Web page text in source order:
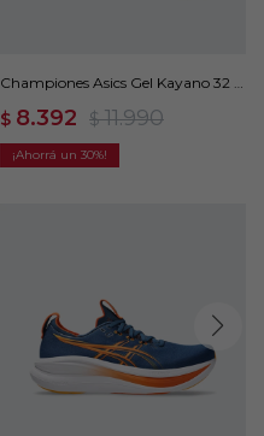
Championes Asics Gel Kayano 32 -
$ 8.392 $ 11.990
30